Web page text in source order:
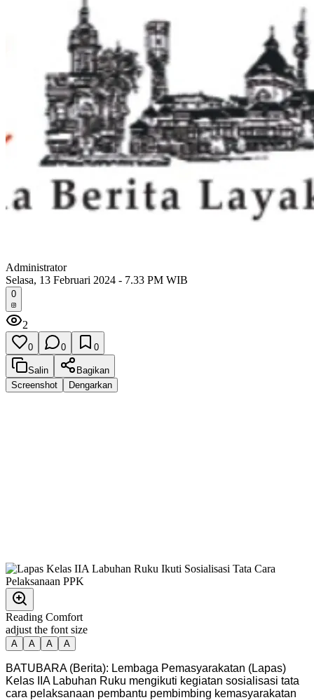
Administrator
Selasa, 13 Februari 2024 - 7.33 PM WIB
0
2
0 0 0
Salin
Bagikan
Screenshot
Dengarkan
Reading Comfort
adjust the font size
A A A A
BATUBARA (Berita): Lembaga Pemasyarakatan (Lapas)
Kelas IIA Labuhan Ruku mengikuti kegiatan sosialisasi tata
cara pelaksanaan pembantu pembimbing kemasyarakatan